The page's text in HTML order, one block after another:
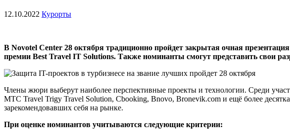
12.10.2022 Курорты
В Novotel Center 28 октября традиционно пройдет закрытая очная
премии Best Travel IT Solutions. Также номинанты смогут представить свои
Члены жюри выберут наиболее перспективные проекты и технологии. Среди
МТС Travel Trigy Travel Solution, Cbooking, Bnovo, Bronevik.com и ещё более
зарекомендовавших себя на рынке.
При оценке номинантов учитываются следующие критерии: